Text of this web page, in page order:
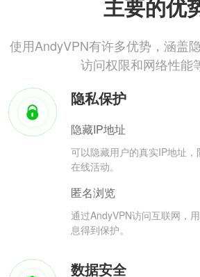
主要的优
使用AndyVPN有许多优势，涵盖
访问权限和网络性能
隐私保护
隐藏IP地址
可以隐藏用户的真实IP地址
在线活动。
匿名浏览
通过AndyVPN访问互联网，
息得到保护。
数据安全